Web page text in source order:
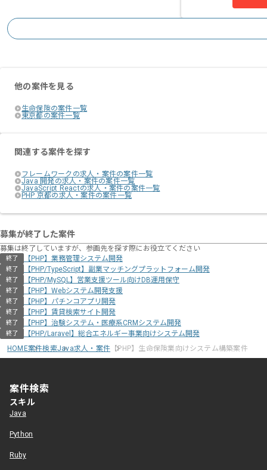
他の案件を見る
生命保険の案件一覧
東京都の案件一覧
関連する案件を探す
フレームワークの求人・案件の案件一覧
Java 開発の求人・案件の案件一覧
JavaScript Reactの求人・案件の案件一覧
PHP 京都の求人・案件の案件一覧
募集が終了した案件
募集は終了していますが、参画先を探す際にお役立てください
終了 【PHP】業務管理システム開発
終了 【PHP/TypeScript】副業マッチングプラットフォーム開発
終了 【PHP/MySQL】営業支援ツール向けDB運用保守
終了 【PHP】Webシステム開発支援
終了 【PHP】パチンコアプリ開発
終了 【PHP】賃貸検索サイト開発
終了 【PHP】治験システム・医療系CRMシステム開発
終了
【PHP/Laravel】総合エネルギー事業向けシステム開発
HOME案件検索Java求人・案件 【PHP】生命保険業向けシステム構築案件
案件検索
スキル
Java
Python
Ruby